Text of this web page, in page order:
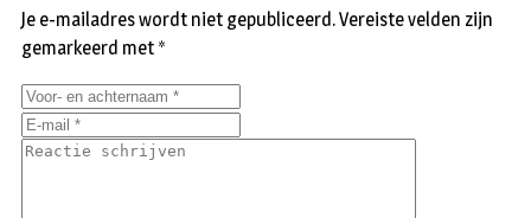
Je e-mailadres wordt niet gepubliceerd.Vereiste velden zijn
gemarkeerd met *